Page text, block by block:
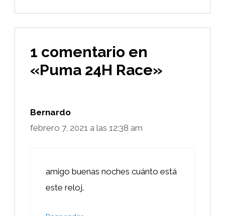
1 comentario en
«Puma 24H Race»
Bernardo
febrero 7, 2021 a las 12:38 am
amigo buenas noches cuánto está
este reloj.